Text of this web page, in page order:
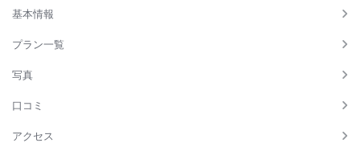
基本情報
プラン一覧
写真
口コミ
アクセス